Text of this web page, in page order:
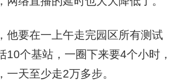
他要在一上午走完园区所有测试
10个基站，一圈下来要4个小时，
一天至少走2万多步。